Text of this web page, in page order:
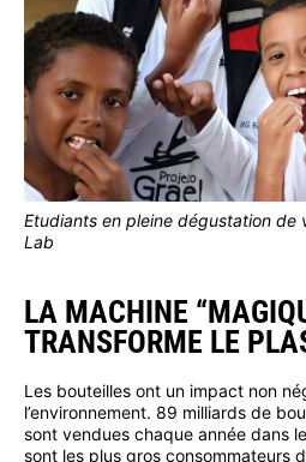
Etudiants en pleine dégustation
Lab
LA MACHINE
TRANSFORME LE
Les bouteilles ont un impact non
l’environnement. 89 milliards de
sont vendues chaque année dans
sont les plus gros consommateurs